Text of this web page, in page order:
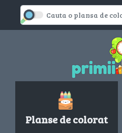
Planse de colorat